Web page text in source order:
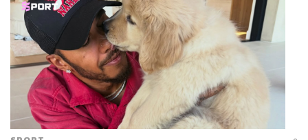
ภาพ:Paris 2024 / Facebook
อ้างอิง:
https://www.beinsports.com/en-mena/olympics-game
s/articles/paris-olympics-athletes-village-officially-op
ens-2024-07-18